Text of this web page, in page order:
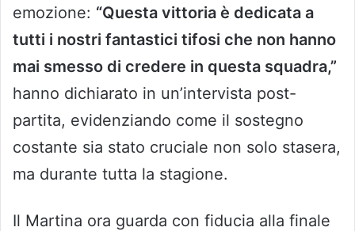
emozione: “Questa vittoria è dedicata a
tutti i nostri fantastici tifosi che non hanno
mai smesso di credere in questa squadra,”
hanno dichiarato in un’intervista post-
partita, evidenziando come il sostegno
costante sia stato cruciale non solo stasera,
ma durante tutta la stagione.
Il Martina ora guarda con fiducia alla finale